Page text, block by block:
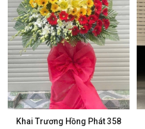
Khai Trương Hồng Phát 358
Mua ngay